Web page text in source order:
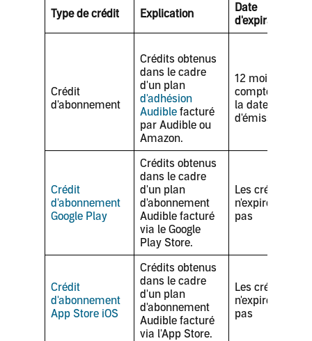
Type de crédit Explication
Date
d'expiration
Crédit
d'abonnement
Crédits obtenus
dans le cadre
d'un plan
d'adhésion
Audiblefacturé
par Audible ou
Amazon.
12 mois à
compter de
la date
d'émission
Crédit
d'abonnement
Google Play
Crédits obtenus
dans le cadre
d'un plan
d'abonnement
Audible facturé
via le Google
Play Store.
Les crédits
n'expirent
pas
Crédit
d'abonnement
App Store iOS
Crédits obtenus
dans le cadre
d'un plan
d'abonnement
Audible facturé
via l'App Store.
Les crédits
n'expirent
pas